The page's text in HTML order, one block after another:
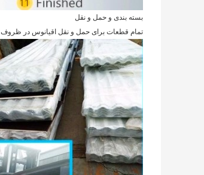
بسته بندی و حمل و نقل
تمام قطعات برای حمل و نقل اقیانوس در ظروف 40HQ بسته بندی شده اند ، با بارگذاری دقیق کارگران باتجربه برای جلوگیری از آسیب در هنگام حمل و نقل.